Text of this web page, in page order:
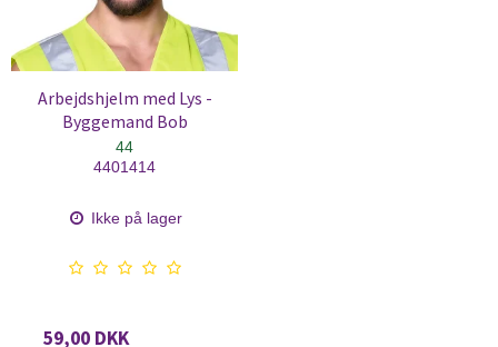
Arbejdshjelm med Lys -
Byggemand Bob
44
4401414
Ikke på lager
59,00 DKK